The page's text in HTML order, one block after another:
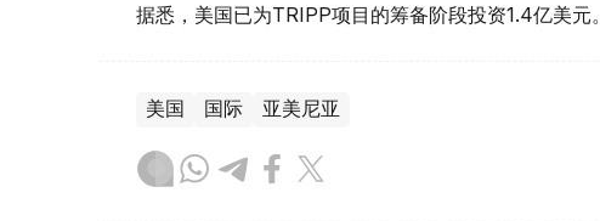
据悉，美国已为TRIPP项目的筹备阶段投资1.4亿美元。
美国 国际 亚美尼亚